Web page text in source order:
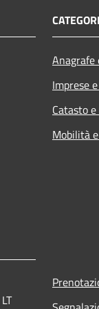
Imprese
Catasto
Mobilità